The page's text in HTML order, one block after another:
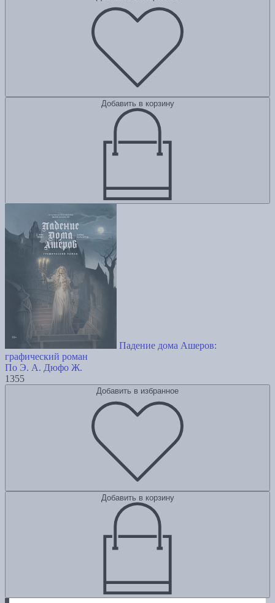
Добавить в корзину
Падение дома Ашеров:
графический роман
По Э. А. Дюфо Ж.
1355
Добавить в избранное
Добавить в корзину